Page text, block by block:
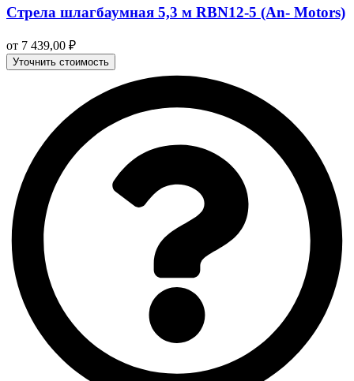
Стрела шлагбаумная 5,3 м RBN12-5 (An- Motors)
от 7 439,00 ₽
Уточнить стоимость